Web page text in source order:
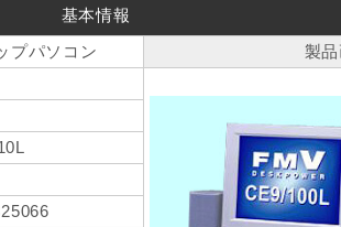
基本情報
プパソコン
製